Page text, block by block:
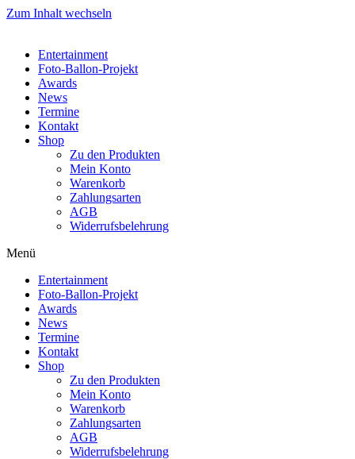
Zum Inhalt wechseln
Entertainment
Foto-Ballon-Projekt
Awards
News
Termine
Kontakt
Shop
Zu den Produkten
Mein Konto
Warenkorb
Zahlungsarten
AGB
Widerrufsbelehrung
Menü
Entertainment
Foto-Ballon-Projekt
Awards
News
Termine
Kontakt
Shop
Zu den Produkten
Mein Konto
Warenkorb
Zahlungsarten
AGB
Widerrufsbelehrung